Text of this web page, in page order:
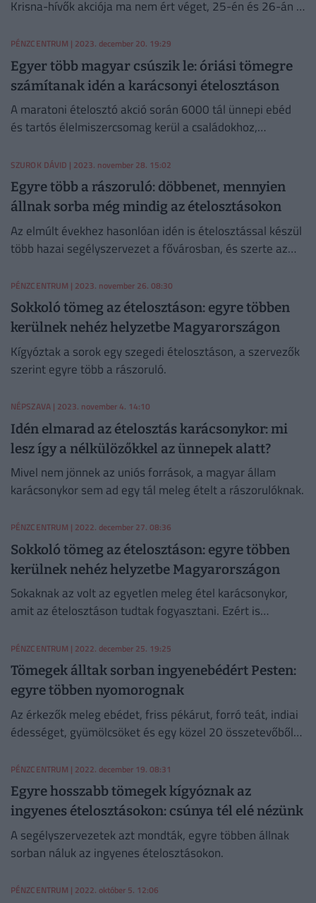
Krisna-hívők akciója ma nem ért véget, 25-én és 26-án is
PÉNZCENTRUM | 2023. december 20. 19:29
Egyer több magyar csúszik le: óriási tömegre
számítanak idén a karácsonyi ételosztáson
A maratoni ételosztó akció során 6000 tál ünnepi ebéd
és tartós élelmiszercsomag kerül a családokhoz,
tájékoztatása szerint.
SZUROK DÁVID | 2023. november 28. 15:02
Egyre több a rászoruló: döbbenet, mennyien
állnak sorba még mindig az ételosztásokon
Az elmúlt évekhez hasonlóan idén is ételosztással készül
több hazai segélyszervezet a fővárosban, és szerte az
rezsiszámlák miatt már nemcsak a hajléktalanok állnak
be a sorba, hanem középkorúak is.
PÉNZCENTRUM | 2023. november 26. 08:30
Sokkoló tömeg az ételosztáson: egyre többen
kerülnek nehéz helyzetbe Magyarországon
Kígyóztak a sorok egy szegedi ételosztáson, a szervezők
szerint egyre több a rászoruló.
NÉPSZAVA| 2023. november 4. 14:10
Idén elmarad az ételosztás karácsonykor: mi
lesz így a nélkülözőkkel az ünnepek alatt?
Mivel nem jönnek az uniós források, a magyar állam
karácsonykor sem ad egy tál meleg ételt a rászorulóknak.
PÉNZCENTRUM | 2022. december 27. 08:36
Sokkoló tömeg az ételosztáson: egyre többen
kerülnek nehéz helyzetbe Magyarországon
Sokaknak az volt az egyetlen meleg étel karácsonykor,
amit az ételosztáson tudtak fogyasztani. Ezért is
sorba Debrecenben.
PÉNZCENTRUM | 2022. december 25. 19:25
Tömegek álltak sorban ingyenebédért Pesten:
egyre többen nyomorognak
Az érkezők meleg ebédet, friss pékárut, forró teát, indiai
édességet, gyümölcsöket és egy közel 20 összetevőből
PÉNZCENTRUM | 2022. december 19. 08:31
Egyre hosszabb tömegek kígyóznak az
ingyenes ételosztásokon: csúnya tél elé nézünk
A segélyszervezetek azt mondták, egyre többen állnak
sorban náluk az ingyenes ételosztásokon.
PÉNZCENTRUM | 2022. október 5. 12:06